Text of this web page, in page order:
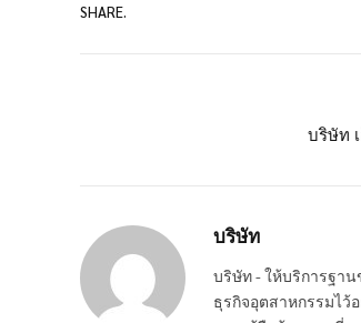
SHARE.
บริษัท
บริษัท
บริษัท - ให้บริการฐา
ธุรกิจอุตสาหกรรมไว้